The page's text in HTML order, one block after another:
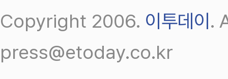
Copyright 2006. 이투데이 .
press@etoday.co.kr